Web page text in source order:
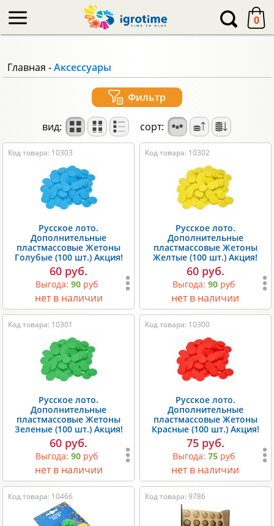
0
Главная - Аксессуары
Фильтр
вид: сорт:
Код товара: 10303
Русское лото.
Дополнительные
пластмассовые Жетоны
Голубые (100 шт.) Акция!
60 руб.
Выгода:90 руб
нет в наличии
Код товара: 10302
Русское лото.
Дополнительные
пластмассовые Жетоны
Желтые (100 шт.) Акция!
60 руб.
Выгода: 90руб
нет в наличии
Код товара: 10301
Русское лото.
Дополнительные
пластмассовые Жетоны
Зеленые (100 шт.) Акция!
60 руб.
Выгода:90 руб
нет в наличии
Код товара: 10300
Русское лото.
Дополнительные
пластмассовые Жетоны
Красные (100 шт.) Акция!
75 руб.
Выгода: 75руб
нет в наличии
Код товара: 10466 Код товара: 9786